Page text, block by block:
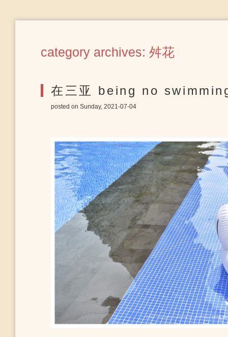
category archives: 舛花
在三亚 being no
posted on Sunday, 2021-07-04